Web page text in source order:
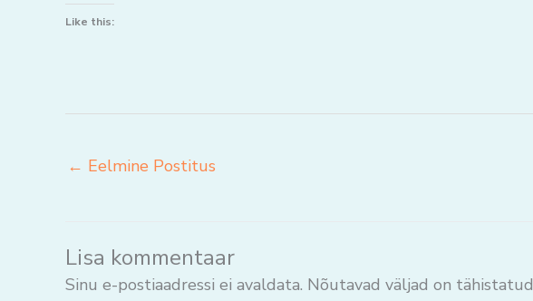
Like this:
← Eelmine Postitus
Lisa kommentaar
Sinu e-postiaadressi ei avaldata. Nõutavad väljad on tähistatud